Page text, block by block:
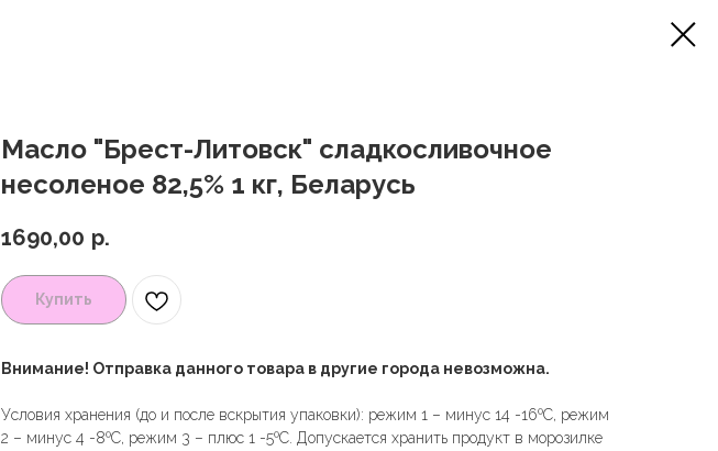
Масло "Брест-Литовск" сладкосливочное
несоленое 82,5% 1 кг, Беларусь
1690,00 р.
Купить
Внимание! Отправка данного товара в другие города невозможна.
Условия хранения (до и после вскрытия упаковки): режим 1 – минус 14 -16ºC, режим
2 – минус 4 -8ºC, режим 3 – плюс 1 -5ºC. Допускается хранить продукт в морозилке